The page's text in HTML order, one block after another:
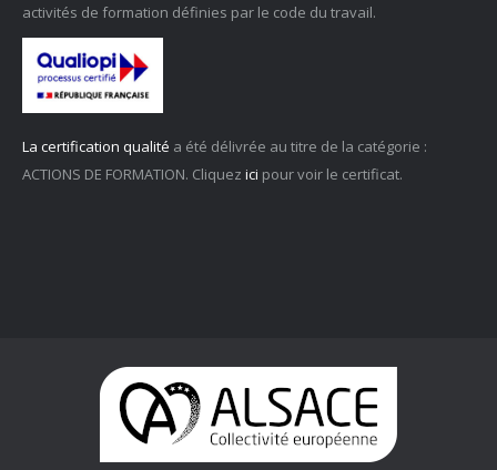
activités de formation définies par le code du travail.
La certification qualité a été délivrée au titre de la catégorie :
ACTIONS DE FORMATION. Cliquez ici pour voir le certificat.